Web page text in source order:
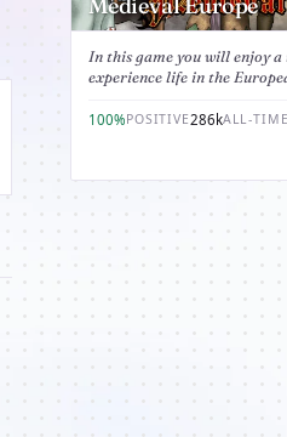
In this game you will enjoy
experience life in the
100%POSITIVE286kALL-